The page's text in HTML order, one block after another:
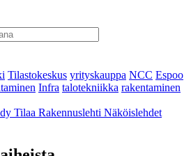
Tilastokeskus yrityskauppa NCC Espoo
Infra talotekniikka rakentaminen
Tilaa Rakennuslehti Näköislehdet